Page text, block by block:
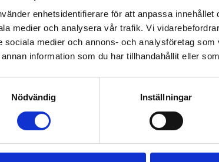
enhetsidentifierare för att anpassa
medier och analysera vår trafik. Vi
sociala medier och annons- och analysföretag
annan information som du har tillhandahållit eller
Nödvändig
Inställningar
vårdpersonal och privatpersoner. De
produkterna och används inom
Progressivt motstånd för
De latexfritt träningsbanden är färgkodade
Sortimentet omfattar flera motståndsnivåer
inom både rehabilitering och styrketräning.
Perfekt för personer med
TheraBand® latexfritt träningsband är
dofter samtidigt som de bibehåller hög